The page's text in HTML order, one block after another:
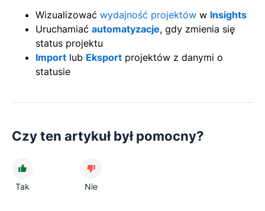
Wizualizować wydajność projektów w Insights
Uruchamiać automatyzacje, gdy zmienia się
status projektu
Import lub Eksport projektów z danymi o
statusie
Czy ten artykuł był pomocny?
Tak Nie